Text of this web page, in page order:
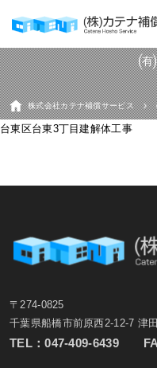
株式会社カテナ補償サービス
台東区台東3丁目建解体工事
〒274-0825
千葉県船橋市前原西2-12-7 津
TEL：047-409-6439 FAX